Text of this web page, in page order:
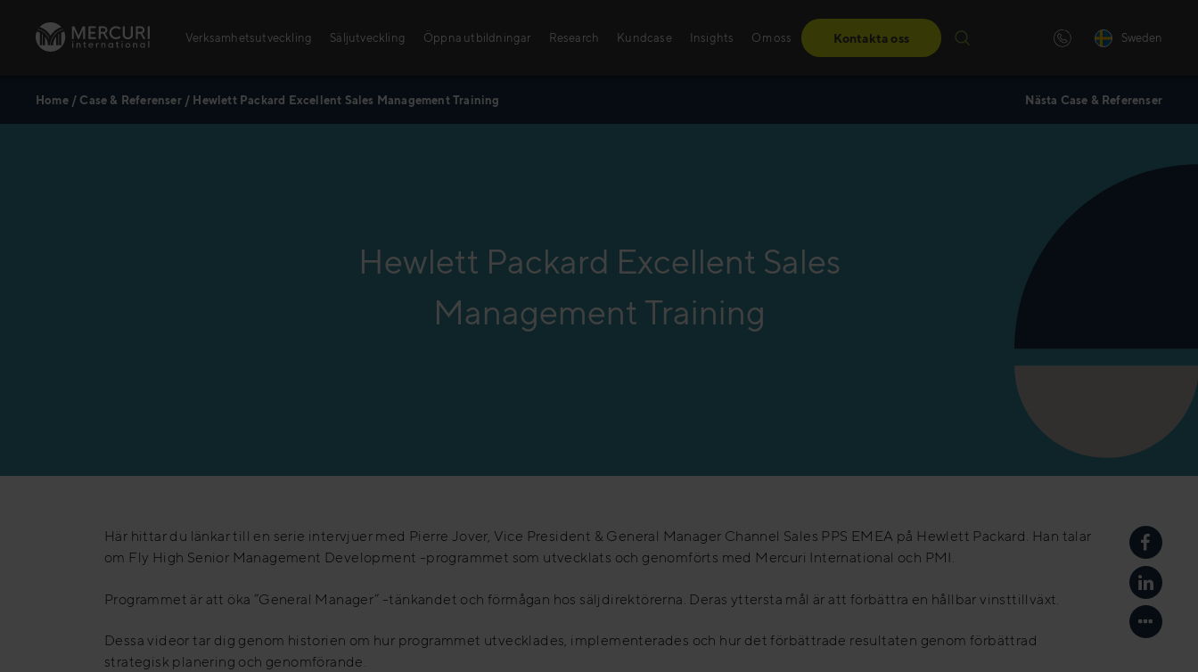
Verksamhetsutveckling Säljutveckling Öppna utbildningar
Öppna utbildningar
steg mot framgång!
Hitta din utbildning!
Research Kundcase Insights Om oss Kontakta oss Sweden
Home/ Case & Referenser/ Hewlett Packard Excellent Sales Management Training Nästa Case & Referenser
Hewlett Packard Excellent Sales
Management Training
Dela
Dela
Visa
Här hittar du länkar till en serie intervjuer med Pierre Jover, Vice President & General Manager Channel Sales PPS EMEA på Hewlett Packard. Han talar
om Fly High Senior Management Development -programmet som utvecklats och genomförts med Mercuri International och PMI.
Programmet är att öka ”General Manager” -tänkandet och förmågan hos säljdirektörerna. Deras yttersta mål är att förbättra en hållbar vinsttillväxt.
Dessa videor tar dig genom historien om hur programmet utvecklades, implementerades och hur det förbättrade resultaten genom förbättrad
strategisk planering och genomförande.